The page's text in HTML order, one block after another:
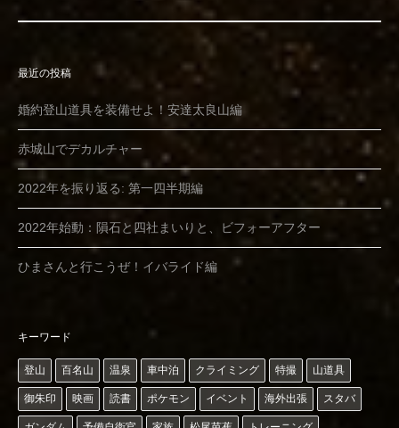
最近の投稿
婚約登山道具を装備せよ！安達太良山編
赤城山でデカルチャー
2022年を振り返る: 第一四半期編
2022年始動：隕石と四社まいりと、ビフォーアフター
ひまさんと行こうぜ！イバライド編
キーワード
登山 百名山 温泉 車中泊 クライミング 特撮 山道具
御朱印 映画 読書 ポケモン イベント 海外出張 スタバ